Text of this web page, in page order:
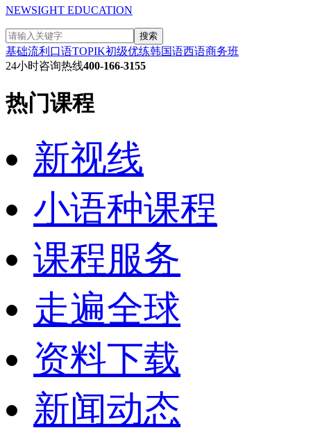
NEWSIGHT EDUCATION
搜索
基础流利口语TOPIK初级优练韩国语西语商务班
24小时咨询热线400-166-3155
热门课程
新视线
小语种课程
课程服务
走遍全球
资料下载
新闻动态